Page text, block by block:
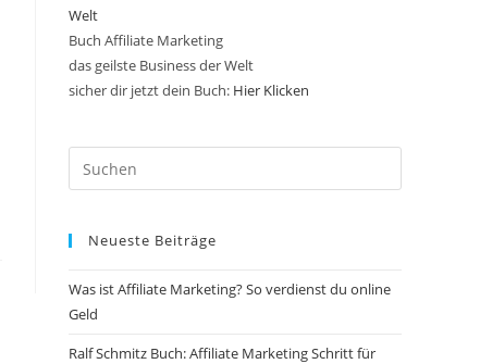
Buch Affiliate Marketing
das geilste Business der Welt
sicher dir jetzt dein Buch: Hier Klicken
Escape
Neueste Beiträge
Was ist Affiliate Marketing? So verdienst du online
Geld
Ralf Schmitz Buch: Affiliate Marketing Schritt für